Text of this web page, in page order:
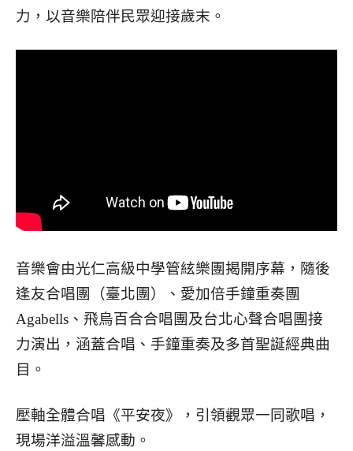
力，以音樂陪伴民眾迎接歲末。
音樂會由光仁高級中學管絃樂團揭開序幕，隨後
逢友合唱團（臺北團）、愛加倍手鐘重奏團
Agabells、飛烏百合合唱團及台北心聲合唱團接
力演出，涵蓋合唱、手鐘重奏及多首聖誕經典曲
目。
壓軸全體合唱《平安夜》，引領觀眾一同歌唱，
現場洋溢溫馨感動。